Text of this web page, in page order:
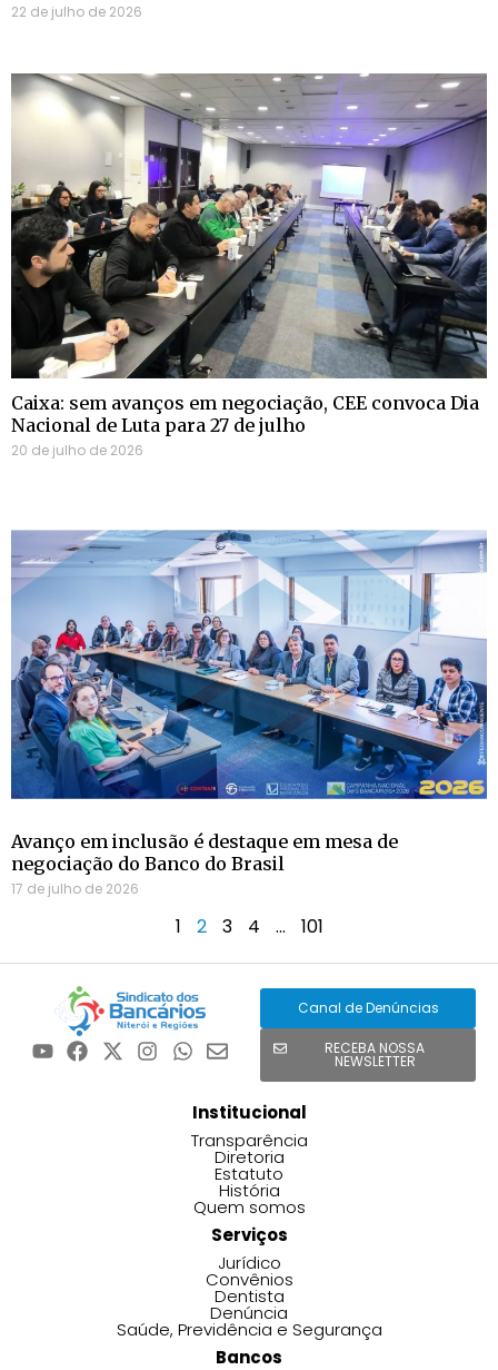
22 de julho de 2026
Caixa: sem avanços em negociação, CEE convoca Dia
Nacional de Luta para 27 de julho
20 de julho de 2026
Avanço em inclusão é destaque em mesa de
negociação do Banco do Brasil
17 de julho de 2026
1 2 3 4 … 101
Canal de Denúncias
RECEBA NOSSA
NEWSLETTER
Institucional
Transparência
Diretoria
Estatuto
História
Quem somos
Serviços
Jurídico
Convênios
Dentista
Denúncia
Saúde, Previdência e Segurança
Bancos